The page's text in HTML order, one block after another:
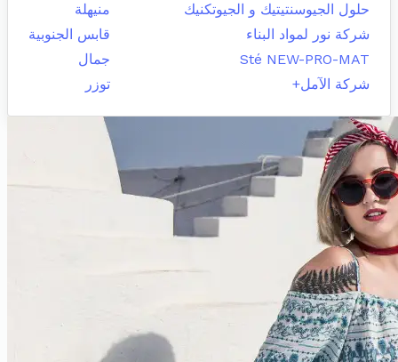
حلول الجيوسنتيتيك و الجيوتكنيك
منيهلة
شركة نور لمواد البناء
قابس الجنوبية
Sté NEW-PRO-MAT
جمال
شركة الآمل+
توزر